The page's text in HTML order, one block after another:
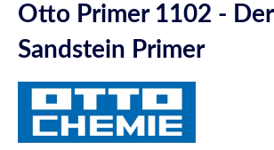
Otto Primer 1102 - Der
Sandstein Primer